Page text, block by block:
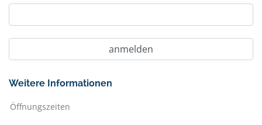
Weitere Informationen
Öffnungszeiten